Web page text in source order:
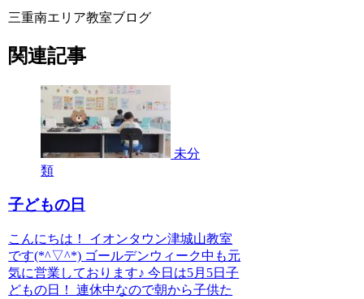
三重南エリア教室ブログ
関連記事
未分
類
子どもの日
こんにちは！ イオンタウン津城山教室
です(*^▽^*) ゴールデンウィーク中も元
気に営業しております♪ 今日は5月5日子
どもの日！ 連休中なので朝から子供た